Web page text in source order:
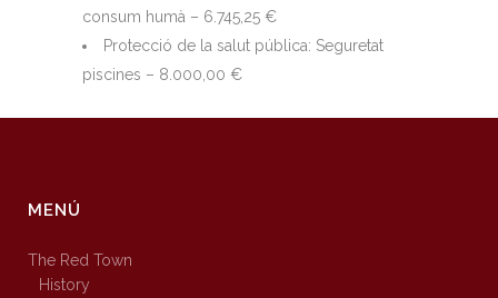
consum humà – 6.745,25 €
Protecció de la salut pública: Seguretat
piscines – 8.000,00 €
MENÚ
The Red Town
History